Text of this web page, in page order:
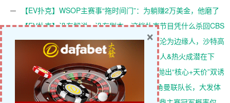
路！
【EV扑克】WSOP主赛事“拖时间门”：为躺赚2万美金，他磨了
整整17分钟
【EV扑克】没有解说、没有剧本，这档扑克节目凭什么杀回CBS
黄金档？
迈博体育 巴萨中场竞争白热化：卡萨多彻底沦为边缘人，沙特高
薪邀约引发去留两难
克莱·汤普森去向成谜：独行侠有意交易，湖人&热火成潜在下
家，大发体育助力你的致富之路！
维尼修斯飞抵马德里开启续约谈判，阿森纳抛出“核心+天价”双诱
惑，大发体育助力你的致富之路！
B费续约陷入僵局，加拉塔萨雷40万周薪挖角曼联队长，大发体
×